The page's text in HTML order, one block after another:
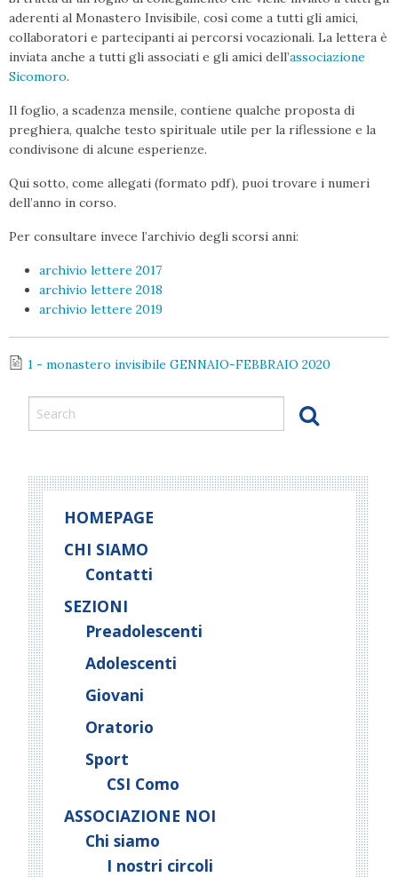
aderenti al Monastero Invisibile, così come a tutti gli amici,
collaboratori e partecipanti ai percorsi vocazionali. La lettera è
inviata anche a tutti gli associati e gli amici dell’associazione
Sicomoro.
Il foglio, a scadenza mensile, contiene qualche proposta di
preghiera, qualche testo spirituale utile per la riflessione e la
condivisone di alcune esperienze.
Qui sotto, come allegati (formato pdf), puoi trovare i numeri
dell’anno in corso.
Per consultare invece l’archivio degli scorsi anni:
archivio lettere 2017
archivio lettere 2018
archivio lettere 2019
1 - monastero invisibile GENNAIO-FEBBRAIO 2020
HOMEPAGE
CHI SIAMO
Contatti
SEZIONI
Preadolescenti
Adolescenti
Giovani
Oratorio
Sport
CSI Como
ASSOCIAZIONE NOI
Chi siamo
I nostri circoli